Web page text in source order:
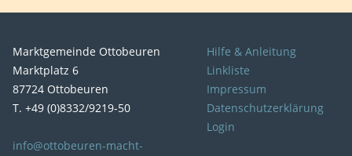
Marktgemeinde Ottobeuren
Marktplatz 6
87724 Ottobeuren
T. +49 (0)8332/9219-50
info@ottobeuren-macht-
Hilfe & Anleitung
Linkliste
Impressum
Datenschutzerklärung
Login